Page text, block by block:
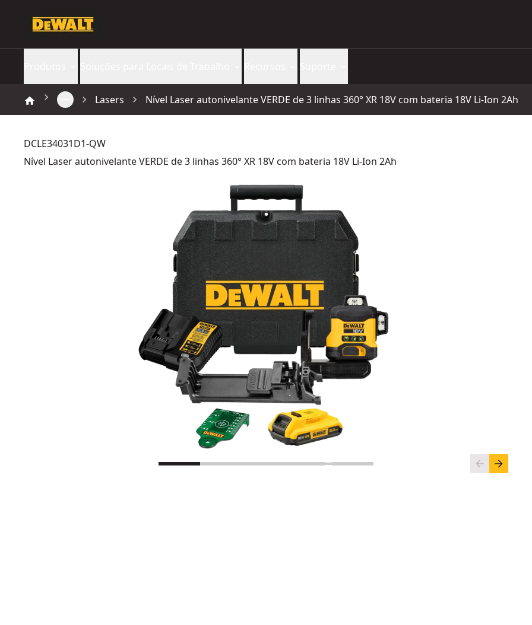
Lasers Nível Laser autonivelante VERDE de 3 linhas 360° XR 18V com bateria 18V Li-Ion 2Ah
DCLE34031D1-QW
Nível Laser autonivelante VERDE de 3 linhas 360° XR 18V com bateria 18V Li-Ion 2Ah